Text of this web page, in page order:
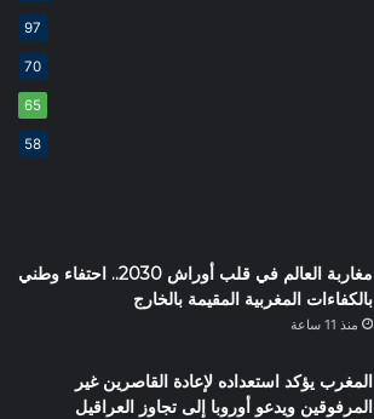
97
70
65
58
مغاربة العالم في قلب أوراش 2030.. احتفاء وطني
بالكفاءات المغربية المقيمة بالخارج
منذ 11 ساعة
المغرب يؤكد استعداده لإعادة القاصرين غير
المرفوقين ويدعو أوروبا إلى تجاوز العراقيل